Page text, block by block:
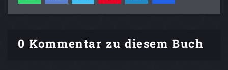
0 Kommentar zu diesem Buch